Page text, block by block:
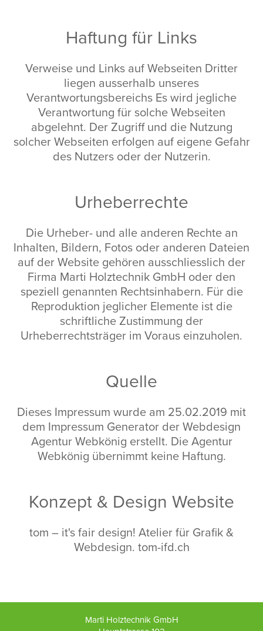
Haftung für Links
Verweise und Links auf Webseiten Dritter
liegen ausserhalb unseres
Verantwortungsbereichs Es wird jegliche
Verantwortung für solche Webseiten
abgelehnt. Der Zugriff und die Nutzung
solcher Webseiten erfolgen auf eigene Gefahr
des Nutzers oder der Nutzerin.
Urheberrechte
Die Urheber- und alle anderen Rechte an
Inhalten, Bildern, Fotos oder anderen Dateien
auf der Website gehören ausschliesslich der
Firma Marti Holztechnik GmbH oder den
speziell genannten Rechtsinhabern. Für die
Reproduktion jeglicher Elemente ist die
schriftliche Zustimmung der
Urheberrechtsträger im Voraus einzuholen.
Quelle
Dieses Impressum wurde am 25.02.2019 mit
dem Impressum Generator der Webdesign
Agentur Webkönig erstellt. Die Agentur
Webkönig übernimmt keine Haftung.
Konzept & Design Website
tom – it's fair design! Atelier für Grafik &
Webdesign. tom-ifd.ch
Marti Holztechnik GmbH